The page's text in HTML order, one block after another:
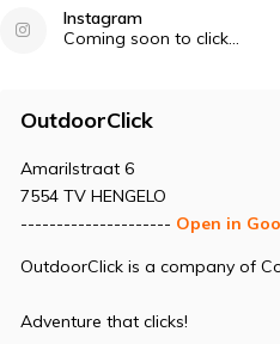
Instagram
Coming soon to click...
OutdoorClick
Amarilstraat 6
7554 TV HENGELO
--------------------- Open in
OutdoorClick is a company of
Adventure that clicks!